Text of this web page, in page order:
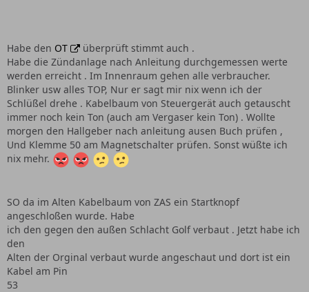
Habe den OT
überprüft stimmt auch .
Habe die Zündanlage nach Anleitung durchgemessen werte
werden erreicht . Im Innenraum gehen alle verbraucher.
Blinker usw alles TOP, Nur er sagt mir nix wenn ich der
Schlüßel drehe . Kabelbaum von Steuergerät auch getauscht
immer noch kein Ton (auch am Vergaser kein Ton) . Wollte
morgen den Hallgeber nach anleitung ausen Buch prüfen ,
Und Klemme 50 am Magnetschalter prüfen. Sonst wüßte ich
nix mehr.
SO da im Alten Kabelbaum von ZAS ein Startknopf
angeschloßen wurde. Habe
ich den gegen den außen Schlacht Golf verbaut . Jetzt habe ich
den
Alten der Orginal verbaut wurde angeschaut und dort ist ein
Kabel am Pin
53